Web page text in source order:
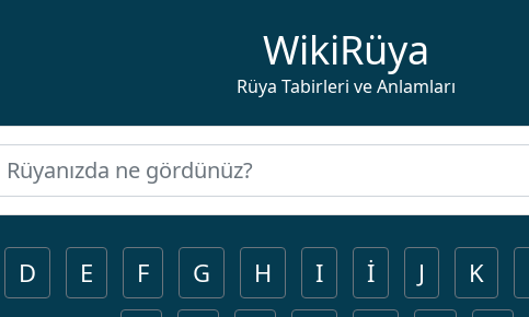
WikiRüya
Rüya Tabirleri ve Anlamları
D E F G H I İ J K